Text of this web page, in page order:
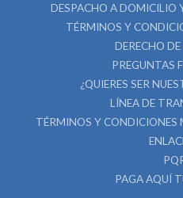
DESPACHO A DOMICILIO
TÉRMINOS Y
DERECHO
PREGUNTAS
¿QUIERES SER
LÍNEA DE
TÉRMINOS Y
PAGA AQUÍ